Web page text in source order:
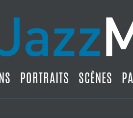
PORTRAITS SCÈNES